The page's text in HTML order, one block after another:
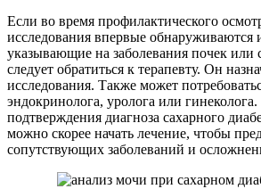
Если во время профилактического
исследования впервые обнаруживаются
указывающие на заболевания почек или
следует обратиться к терапевту. Он
исследования. Также может
эндокринолога, уролога или
подтверждения диагноза сахарного
можно скорее начать лечение, чтобы
сопутствующих заболеваний и